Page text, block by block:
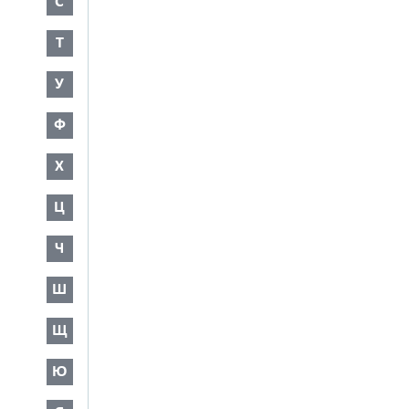
Т
У
Ф
Х
Ц
Ч
Ш
Щ
Ю